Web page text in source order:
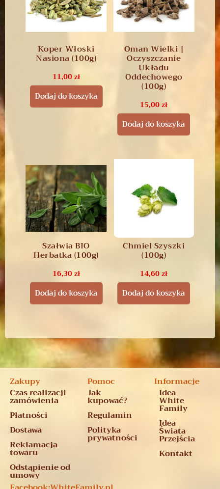
Koper Włoski
Nasiona (100g)
11,00zł
Dodaj do koszyka
Oman Wielki |
Oczyszczanie
Układu
Oddechowego
(100g)
15,00zł
Dodaj do koszyka
Szałwia BIO
Herbatka (100g)
16,30zł
Dodaj do koszyka
Chmiel Szyszki
(100g)
14,60zł
Dodaj do koszyka
Zakupy
Czas realizacji
zamówienia
Płatności
Dostawa
Reklamacja
towaru
Odstąpienie od
umowy
Pomoc
Jak
kupować?
Regulamin
Polityka
prywatności
Informacje
Idea
White
Family
Idea
Świata
Przejścia
Kontakt